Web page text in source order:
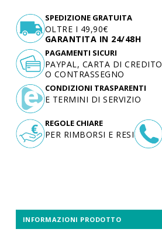
SPEDIZIONE GRATUITA
OLTRE I 49,90€
GARANTITA IN 24/48H
PAGAMENTI SICURI
PAYPAL, CARTA DI CREDITO
O CONTRASSEGNO
CONDIZIONI TRASPARENTI
E TERMINI DI SERVIZIO
REGOLE CHIARE
PER RIMBORSI E RESI
INFORMAZIONI PRODOTTO